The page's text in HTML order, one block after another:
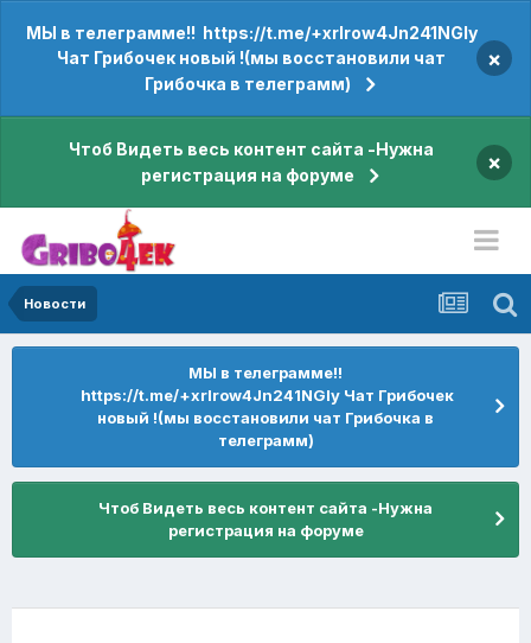
МЫ в телеграмме!! https://t.me/+xrIrow4Jn241NGIy
Чат Грибочек новый !(мы восстановили чат
Грибочка в телеграмм)
×
Чтоб Видеть весь контент сайта -Нужна
регистрация на форуме
×
Новости
МЫ в телеграмме!!
https://t.me/+xrIrow4Jn241NGIy Чат Грибочек
новый !(мы восстановили чат Грибочка в
телеграмм)
Чтоб Видеть весь контент сайта -Нужна
регистрация на форуме